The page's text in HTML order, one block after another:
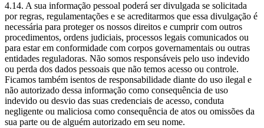
4.14. A sua informação pessoal poderá ser divulgada se solicitada
por regras, regulamentações e se acreditarmos que essa divulgação é
necessária para proteger os nossos direitos e cumprir com outros
procedimentos, ordens judiciais, processos legais comunicados ou
para estar em conformidade com corpos governamentais ou outras
entidades reguladoras. Não somos responsáveis pelo uso indevido
ou perda dos dados pessoais que não temos acesso ou controle.
Ficamos também isentos de responsabilidade diante do uso ilegal e
não autorizado dessa informação como consequência de uso
indevido ou desvio das suas credenciais de acesso, conduta
negligente ou maliciosa como consequência de atos ou omissões da
sua parte ou de alguém autorizado em seu nome.